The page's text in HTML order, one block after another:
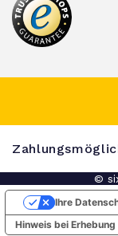
©
Hinweis bei Erhebung
Ihre